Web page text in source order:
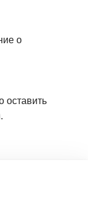
о
оставить